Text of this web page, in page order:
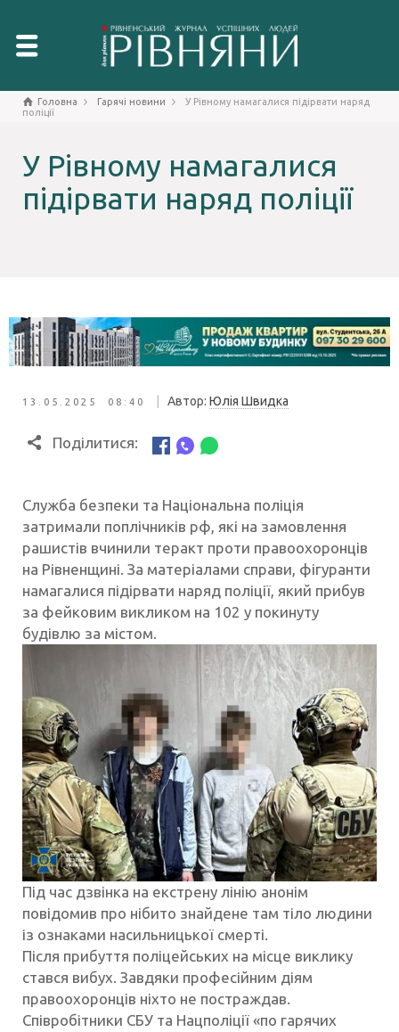
Головна Гарячі новини
У Рівному намагалися підірвати наряд
поліції
У Рівному намагалися
підірвати наряд поліції
13.05.2025 08:40 Автор: Юлія Швидка
Поділитися:
Служба безпеки та Національна поліція
затримали поплічників рф, які на замовлення
рашистів вчинили теракт проти правоохоронців
на Рівненщині. За матеріалами справи, фігуранти
намагалися підірвати наряд поліції, який прибув
за фейковим викликом на 102 у покинуту
будівлю за містом.
Під час дзвінка на екстрену лінію анонім
повідомив про нібито знайдене там тіло людини
із ознаками насильницької смерті.
Після прибуття поліцейських на місце виклику
стався вибух. Завдяки професійним діям
правоохоронців ніхто не постраждав.
Співробітники СБУ та Нацполіції «по гарячих